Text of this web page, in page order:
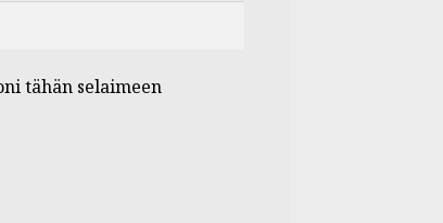
tähän selaimeen